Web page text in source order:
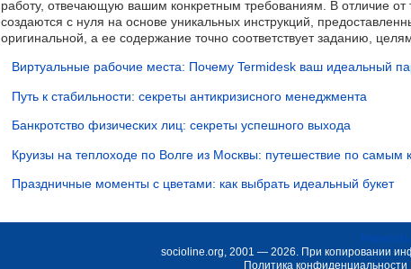
работу, отвечающую вашим конкретным требованиям. В отличие
создаются с нуля на основе уникальных инструкций,
оригинальной, а ее содержание точно соответствует заданию,
Виртуальные рабочие места: Почему Termidesk ваш идеальный
Путь к стабильности: секреты антикризисного менеджмента
Банкротство физических лиц: секреты успешного выхода
Круизы на теплоходе по Волге из Москвы: путешествие по самым
Праздничные моменты с цветами: как выбрать идеальный букет
socioline.org, 2001 — 2026. При копировании
Политика конфиденциальности